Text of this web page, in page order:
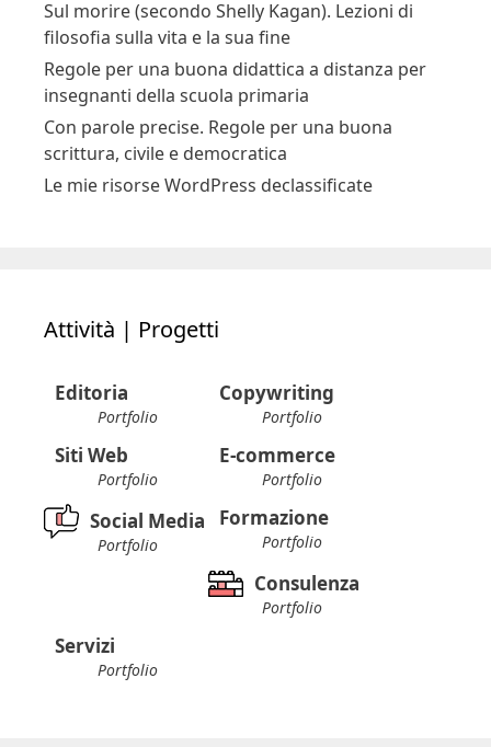
Sul morire (secondo Shelly Kagan). Lezioni di
filosofia sulla vita e la sua fine
Regole per una buona didattica a distanza per
insegnanti della scuola primaria
Con parole precise. Regole per una buona
scrittura, civile e democratica
Le mie risorse WordPress declassificate
Attività | Progetti
Editoria
Portfolio
Copywriting
Portfolio
Siti Web
Portfolio
E-commerce
Portfolio
Social Media
Portfolio
Formazione
Portfolio
Consulenza
Portfolio
Servizi
Portfolio